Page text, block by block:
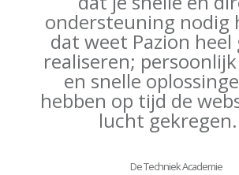
ondersteuning nodig
dat weet Pazion heel
realiseren;
en snelle
hebben op tijd de
lucht gekregen.
De Techniek Academie